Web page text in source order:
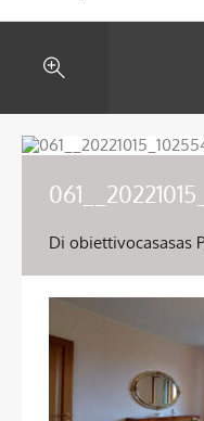
Di obiettivocasasas